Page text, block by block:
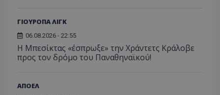
ΓΙΟΥΡΟΠΑ ΛΙΓΚ
06.08.2026 - 22:55
Η Μπεσίκτας «έσπρωξε» την Χράντετς Κράλοβε
προς τον δρόμο του Παναθηναϊκού!
ΑΠΟΕΛ